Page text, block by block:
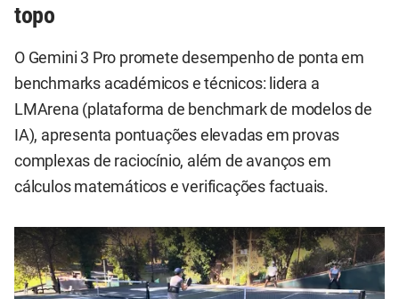
topo
O Gemini 3 Pro promete desempenho de ponta em
benchmarks académicos e técnicos: lidera a
LMArena (plataforma de benchmark de modelos de
IA), apresenta pontuações elevadas em provas
complexas de raciocínio, além de avanços em
cálculos matemáticos e verificações factuais.